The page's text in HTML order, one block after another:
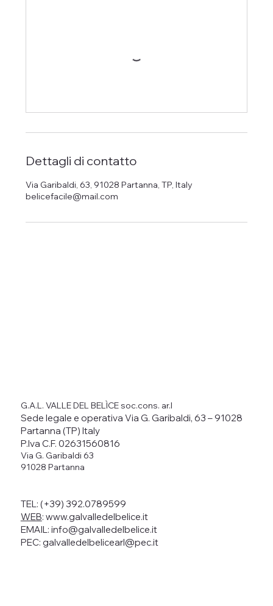
Dettagli di contatto
Via Garibaldi, 63, 91028 Partanna, TP, Italy
belicefacile@mail.com
G.A.L. VALLE DEL BELÌCE soc.cons. ar.l
Sede legale e operativa Via G. Garibaldi, 63 – 91028
Partanna (TP) Italy
P.Iva C.F. 02631560816
Via G. Garibaldi 63
91028 Partanna
TEL: (+39) 392.0789599
WEB: www.galvalledelbelice.it
EMAIL: info@galvalledelbelice.it
PEC: galvalledelbelicearl@pec.it